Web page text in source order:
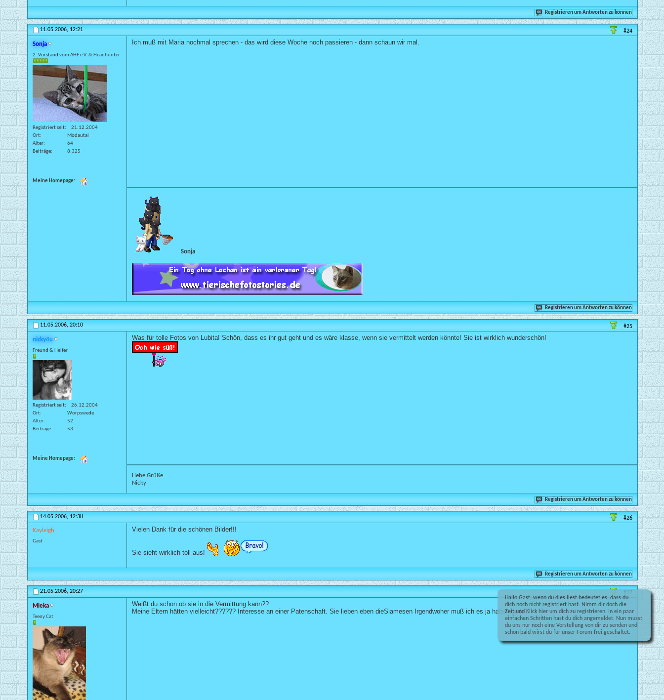
Hallo Gast, wenn du dies liest bedeutet es, dass du
dich noch nicht registriert hast. Nimm dir doch die
Zeit undKlick hierum dich zu registrieren. In ein paar
einfachen Schritten hast du dich angemeldet. Nun musst
du uns nur noch eine Vorstellung von dir zu senden und
schon bald wirst du für unser Forum frei geschaltet.
Registrieren um Antworten zu können
11.05.2006,12:21 #24
Sonja
2. Vorstand vom AHE e.V. & Headhunter
Registriert seit
21.12.2004
Ort
Modautal
Alter
64
Beiträge
8.325
Meine Homepage:
Ich muß mit Maria nochmal sprechen - das wird diese Woche noch passieren - dann schaun wir mal.
Sonja
Registrieren um Antworten zu können
11.05.2006,20:10 #25
nicky4u
Freund & Helfer
Registriert seit
26.12.2004
Ort
Worpswede
Alter
52
Beiträge
53
Meine Homepage:
Was für tolle Fotos von Lubita! Schön, dass es ihr gut geht und es wäre klasse, wenn sie vermittelt werden könnte! Sie ist wirklich wunderschön!
Liebe Grüße
Nicky
Registrieren um Antworten zu können
14.05.2006,12:38 #26
Kayleigh
Gast
Vielen Dank für die schönen Bilder!!!
Sie sieht wirklich toll aus!
Registrieren um Antworten zu können
21.05.2006,20:27 #27
Mieka
Teeny Cat
Weißt du schon ob sie in die Vermittung kann??
Meine Eltern hätten vielleicht?????? Interesse an einer Patenschaft. Sie lieben eben dieSiamesen Irgendwoher muß ich es ja haben gelle?